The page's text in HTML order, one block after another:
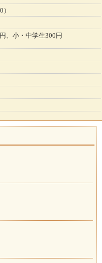
、小・中学生300円